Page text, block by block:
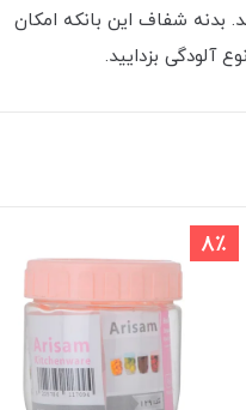
شفاف این بانکه امکان
آلودگی بزدایید.
8٪